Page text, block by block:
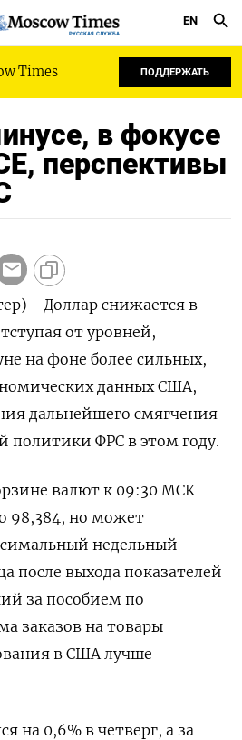
РУССКАЯ СЛУЖБА
EN
Times ПОДДЕРЖАТЬ
в фокусе
перспективы
- Доллар снижается в
от уровней,
на фоне более сильных,
данных США,
дальнейшего смягчения
политики ФРС в этом году.
валют к 09:30 МСК
98,384​, но может
недельный
после выхода показателей
за пособием по
заказов на товары
в США лучше
на 0,6% в четверг, а за